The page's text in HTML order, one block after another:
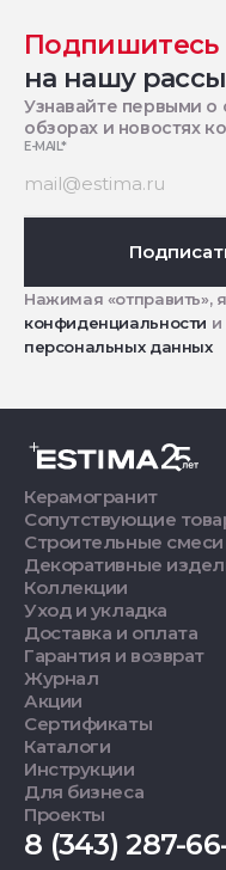
Подпишитесь
на нашу
Узнавайте первыми о
обзорах и новостях
E-MAIL*
Нажимая «отправить»,
конфиденциальности и
персональных данных
Керамогранит
Сопутствующие
Строительные смеси
Декоративные
Коллекции
Уход и укладка
Доставка и оплата
Гарантия и возврат
Журнал
Акции
Сертификаты
Каталоги
Инструкции
Для бизнеса
Проекты
8 (343) 287-